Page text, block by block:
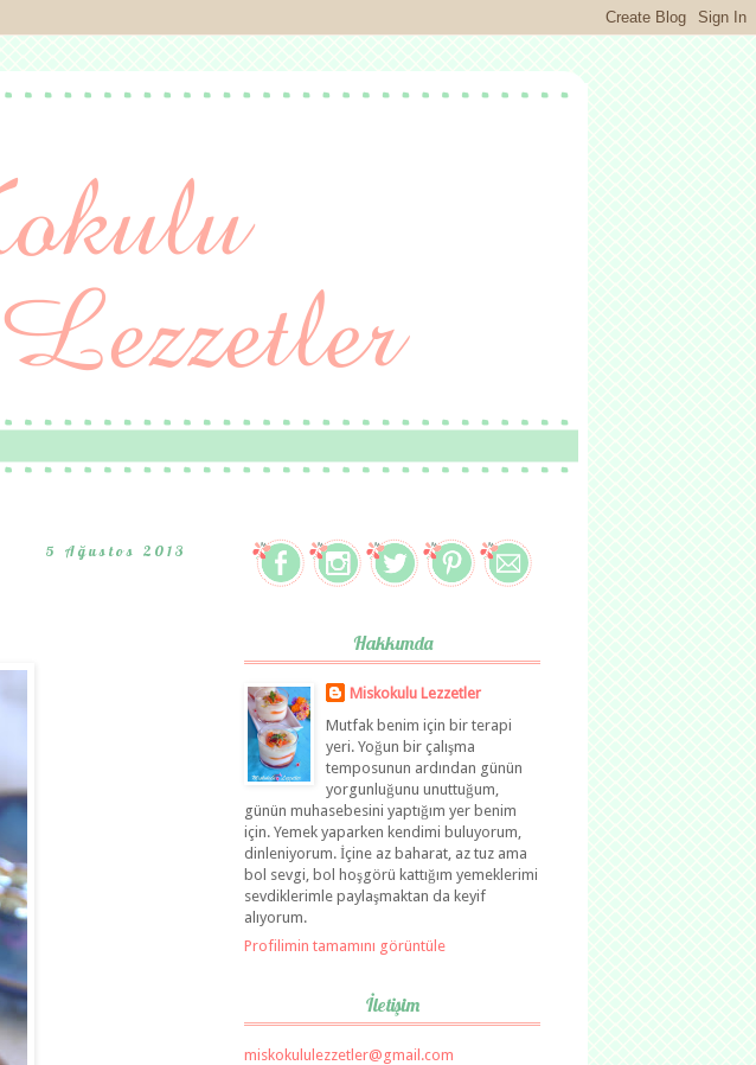
5 Ağustos 2013
Hakkımda
Miskokulu Lezzetler
Mutfak benim için bir terapi
yeri. Yoğun bir çalışma
temposunun ardından günün
yorgunluğunu unuttuğum,
günün muhasebesini yaptığım yer benim
için. Yemek yaparken kendimi buluyorum,
dinleniyorum. İçine az baharat, az tuz ama
bol sevgi, bol hoşgörü kattığım yemeklerimi
sevdiklerimle paylaşmaktan da keyif
alıyorum.
Profilimin tamamını görüntüle
İletişim
miskokululezzetler@gmail.com